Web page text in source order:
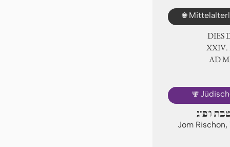
♚
DIES
ⅩⅩⅣ.
AD
🕎
ו'פ"ג
Jom